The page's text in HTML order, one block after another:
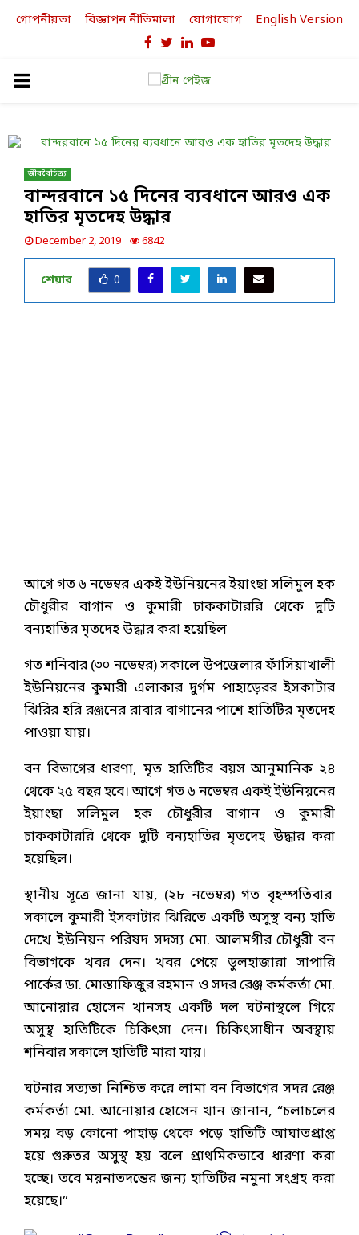
গোপনীয়তা বিজ্ঞাপন নীতিমালা যোগাযোগ English Version
Facebook
TwitterLinkedinYoutube
PRIMARY
জীববৈচিত্র্য
বান্দরবানে ১৫ দিনের ব্যবধানে আরও এক
হাতির মৃতদেহ উদ্ধার
December 2, 2019 6842
শেয়ার 0
আগে গত ৬ নভেম্বর একই ইউনিয়নের ইয়াংছা সলিমুল হক
চৌধুরীর বাগান ও কুমারী চাককাটাররি থেকে দুটি
বন্যহাতির মৃতদেহ উদ্ধার করা হয়েছিল
গত শনিবার (৩০ নভেম্বর) সকালে উপজেলার ফাঁসিয়াখালী
ইউনিয়নের কুমারী এলাকার দুর্গম পাহাড়েরর ইসকাটার
ঝিরির হরি রঞ্জনের রাবার বাগানের পাশে হাতিটির মৃতদেহ
পাওয়া যায়।
বন বিভাগের ধারণা, মৃত হাতিটির বয়স আনুমানিক ২৪
থেকে ২৫ বছর হবে। আগে গত ৬ নভেম্বর একই ইউনিয়নের
ইয়াংছা সলিমুল হক চৌধুরীর বাগান ও কুমারী
চাককাটাররি থেকে দুটি বন্যহাতির মৃতদেহ উদ্ধার করা
হয়েছিল।
স্থানীয় সূত্রে জানা যায়, (২৮ নভেম্বর) গত বৃহস্পতিবার
সকালে কুমারী ইসকাটার ঝিরিতে একটি অসুস্থ বন্য হাতি
দেখে ইউনিয়ন পরিষদ সদস্য মো. আলমগীর চৌধুরী বন
বিভাগকে খবর দেন। খবর পেয়ে ডুলহাজারা সাপারি
পার্কের ডা. মোস্তাফিজুর রহমান ও সদর রেঞ্জ কর্মকর্তা মো.
আনোয়ার হোসেন খানসহ একটি দল ঘটনাস্থলে গিয়ে
অসুস্থ হাতিটিকে চিকিৎসা দেন। চিকিৎসাধীন অবস্থায়
শনিবার সকালে হাতিটি মারা যায়।
ঘটনার সত্যতা নিশ্চিত করে লামা বন বিভাগের সদর রেঞ্জ
কর্মকর্তা মো. আনোয়ার হোসেন খান জানান, “চলাচলের
সময় বড় কোনো পাহাড় থেকে পড়ে হাতিটি আঘাতপ্রাপ্ত
হয়ে গুরুতর অসুস্থ হয় বলে প্রাথমিকভাবে ধারণা করা
হচ্ছে। তবে ময়নাতদন্তের জন্য হাতিটির নমুনা সংগ্রহ করা
হয়েছে।”